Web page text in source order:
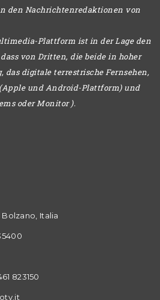
den Nachrichtenredaktionen von
Plattform ist in der Lage den
von Dritten, die beide in hoher
digitale terrestrische Fernsehen,
und Android-Plattform) und
oder Monitor ).
Bolzano, Italia
823150